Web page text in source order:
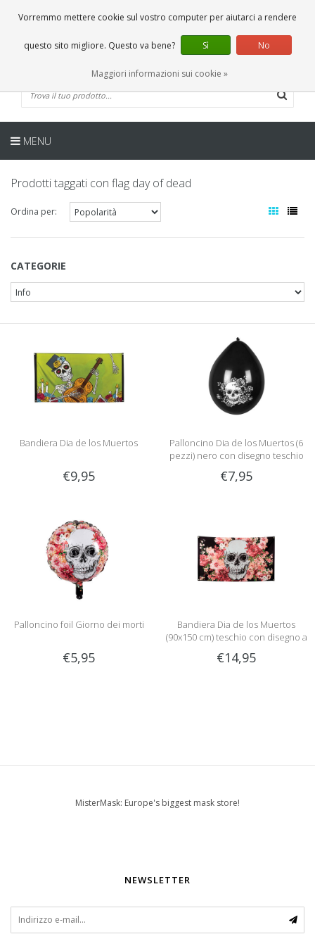
0 Articoli
IT
MENU
Prodotti taggati con flag day of dead
Ordina per:
CATEGORIE
Bandiera Dia de los Muertos
€9,95
Palloncino Dia de los Muertos (6
pezzi) nero con disegno teschio
€7,95
Palloncino foil Giorno dei morti
€5,95
Bandiera Dia de los Muertos
(90x150 cm) teschio con disegno a
€14,95
MisterMask: Europe's biggest mask store!
NEWSLETTER
Vorremmo mettere cookie sul vostro computer per aiutarci a rendere
questo sito migliore. Questo va bene? Sì No
Maggiori informazioni sui cookie »